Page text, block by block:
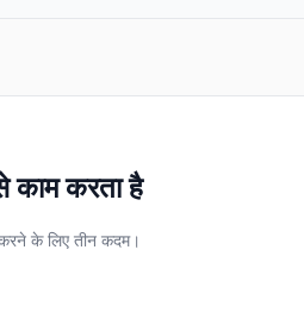
करता है
के लिए तीन कदम।